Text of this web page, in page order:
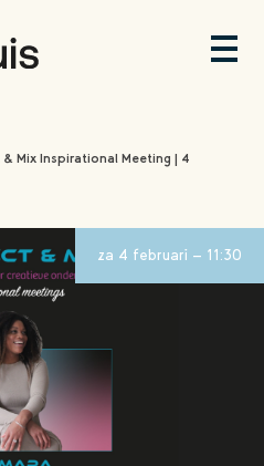
Mix Inspirational Meeting | 4
za 4 februari - 11:30